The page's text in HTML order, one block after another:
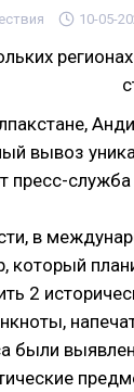
10-05-
вывоз
пресс-
в
который
2
были